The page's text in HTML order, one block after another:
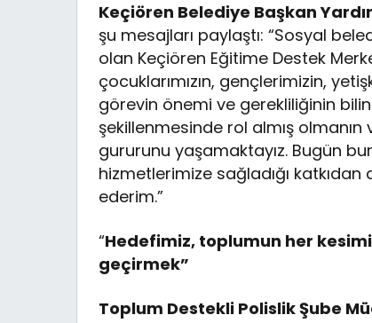
Keçiören Belediye Başkan
şu mesajları paylaştı: “Sosyal
olan Keçiören Eğitime Destek
çocuklarımızın, gençlerimizin,
görevin önemi ve gerekliliğinin
şekillenmesinde rol almış
gururunu yaşamaktayız. Bugün
hizmetlerimize sağladığı
ederim.”
“Hedefimiz, toplumun her
geçirmek”
Toplum Destekli Polislik Şube